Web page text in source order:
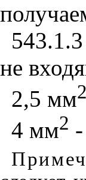
543.1.3
не
2,5 мм2
4 мм2